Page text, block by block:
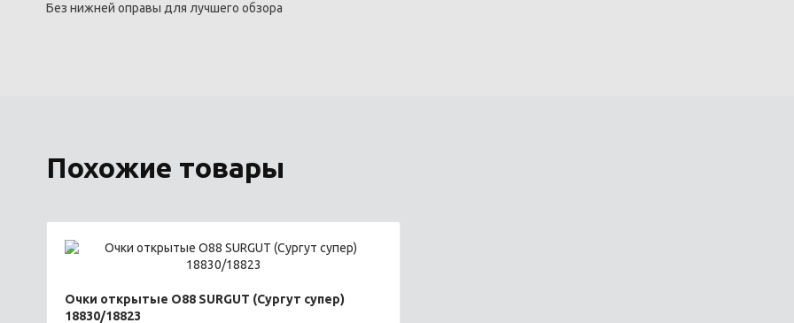
Без нижней оправы для лучшего обзора
Похожие товары
Очки открытые O88 SURGUT (Сургут супер)
18830/18823